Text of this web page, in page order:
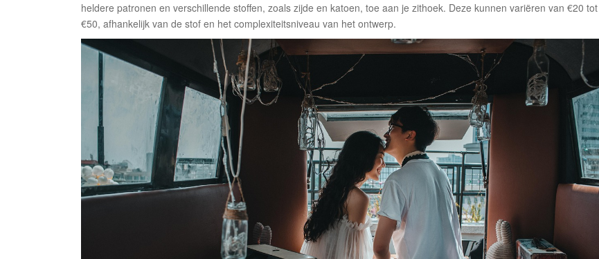
heldere patronen en verschillende stoffen, zoals zijde en katoen, toe aan je zithoek. Deze kunnen variëren van €20 tot
€50, afhankelijk van de stof en het complexiteitsniveau van het ontwerp.